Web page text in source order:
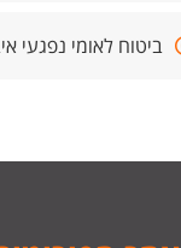
ביטוח לאומי נפגעי